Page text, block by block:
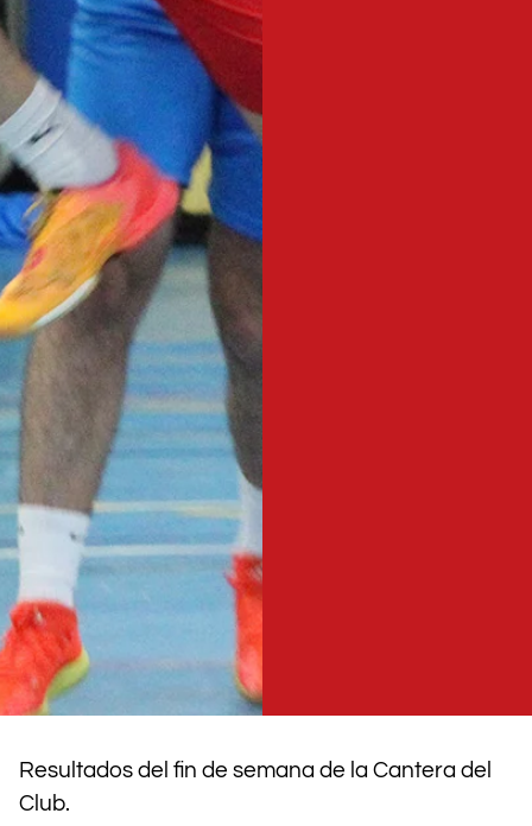
Resultados del fin de semana de la Cantera del
Club.